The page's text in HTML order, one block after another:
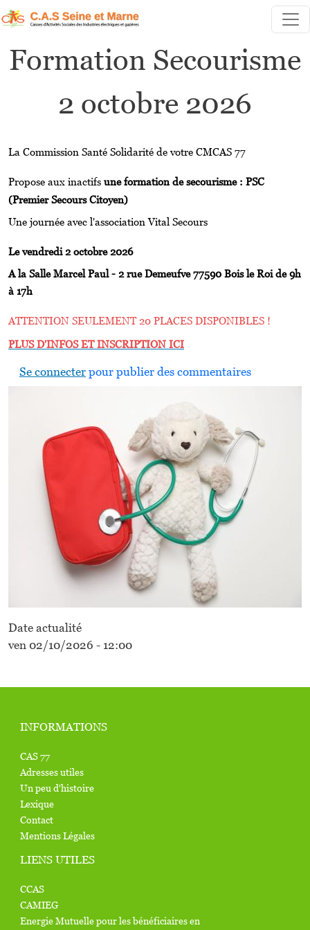
Aller au contenu principal
Formation Secourisme
2 octobre 2026
La Commission Santé Solidarité de votre CMCAS 77
Propose aux inactifs une formation de secourisme : PSC
(Premier Secours Citoyen)
Une journée avec l'association Vital Secours
Le vendredi 2 octobre 2026
A la Salle Marcel Paul - 2 rue Demeufve 77590 Bois le Roi de 9h
à 17h
ATTENTION SEULEMENT 20 PLACES DISPONIBLES !
PLUS D'INFOS ET INSCRIPTION ICI
Se connecter pour publier des commentaires
Date actualité
ven 02/10/2026 - 12:00
INFORMATIONS
CAS 77
Adresses utiles
Un peu d'histoire
Lexique
Contact
Mentions Légales
LIENS UTILES
CCAS
CAMIEG
Energie Mutuelle pour les bénéficiaires en